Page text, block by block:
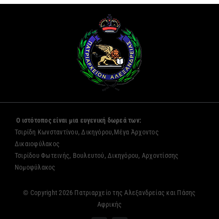
Ο ιστότοπος είναι μια ευγενική δωρεά των:
Τσιρίδη Κωνσταντίνου, Δικηγόρου,Μέγα Άρχοντος
Δικαιοφύλακος
Τσιρίδου Φωτεινής, Βουλευτού, Δικηγόρου, Αρχοντίσσης
Νομοφύλακος
© Copyright 2026 Πατριαρχείο της Αλεξανδρείας και Πάσης
Αφρικής